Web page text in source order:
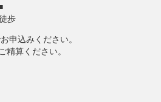
歩
申込みください。
算ください。